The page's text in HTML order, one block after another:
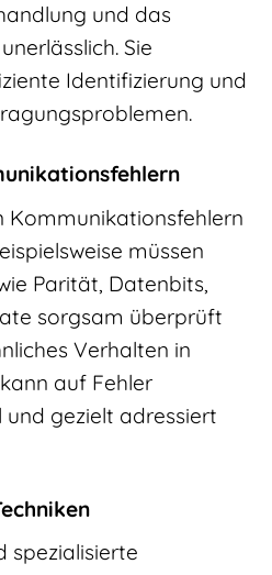
und das
Sie
Identifizierung und
Kommunikationsfehlern
müssen
Parität, Datenbits,
sorgsam überprüft
Verhalten in
auf Fehler
und gezielt adressiert
spezialisierte